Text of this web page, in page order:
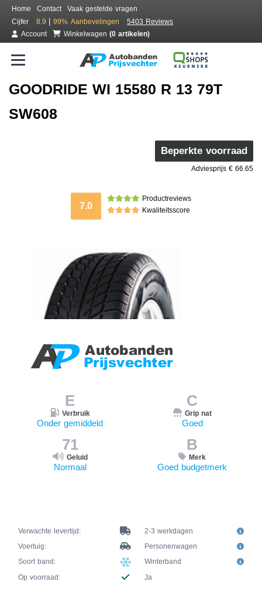
Home Contact
Vaak gestelde vragen
Cijfer
8.9 | 99% Aanbevelingen
5403 Reviews
Account
Winkelwagen (0 artikelen)
GOODRIDE WI 15580 R 13 79T
SW608
Beperkte voorraad
Adviesprijs € 66.65
7.0
Productreviews
Kwaliteitsscore
E
Verbruik
Onder gemiddeld
C
Grip nat
Goed
71
Geluid
Normaal
B
Merk
Goed budgetmerk
Verwachte levertijd:
2-3 werkdagen
Voertuig:
Personenwagen
Soort band:
Winterband
Op voorraad:
Ja